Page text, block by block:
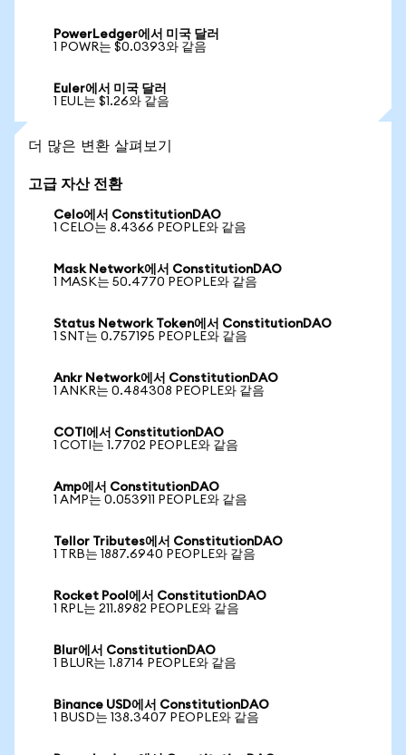
PowerLedger에서 미국 달러
1 POWR는 $0.0393와 같음
Euler에서 미국 달러
1 EUL는 $1.26와 같음
더 많은 변환 살펴보기
고급 자산 전환
Celo에서 ConstitutionDAO
1 CELO는 8.4366 PEOPLE와 같음
Mask Network에서 ConstitutionDAO
1 MASK는 50.4770 PEOPLE와 같음
Status Network Token에서 ConstitutionDAO
1 SNT는 0.757195 PEOPLE와 같음
Ankr Network에서 ConstitutionDAO
1 ANKR는 0.484308 PEOPLE와 같음
COTI에서 ConstitutionDAO
1 COTI는 1.7702 PEOPLE와 같음
Amp에서 ConstitutionDAO
1 AMP는 0.053911 PEOPLE와 같음
Tellor Tributes에서 ConstitutionDAO
1 TRB는 1887.6940 PEOPLE와 같음
Rocket Pool에서 ConstitutionDAO
1 RPL는 211.8982 PEOPLE와 같음
Blur에서 ConstitutionDAO
1 BLUR는 1.8714 PEOPLE와 같음
Binance USD에서 ConstitutionDAO
1 BUSD는 138.3407 PEOPLE와 같음